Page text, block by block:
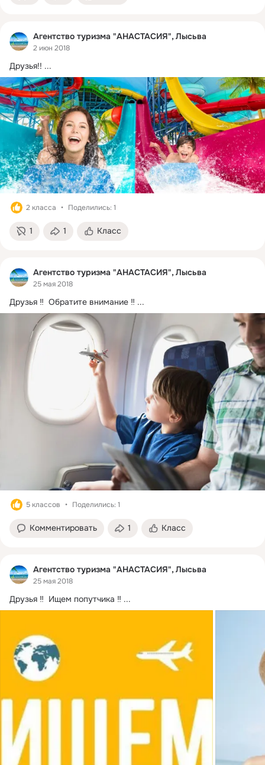
Агентство туризма "АНАСТАСИЯ", Лысьва
2 июн 2018
Друзья!! ...
2 класса Поделились: 1
1 1 Класс
Агентство туризма "АНАСТАСИЯ", Лысьва
25 мая 2018
Друзья ‼  Обратите внимание ‼ ...
5 классов Поделились: 1
Комментировать 1 Класс
Агентство туризма "АНАСТАСИЯ", Лысьва
25 мая 2018
Друзья ‼  Ищем попутчика ‼ ...